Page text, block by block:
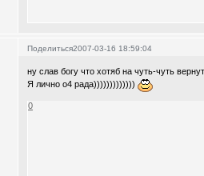
Поделиться2007-03-16 18:59:04
ну слав богу что хотяб на чуть-чуть
Я лично о4 рада)))))))))))))
0